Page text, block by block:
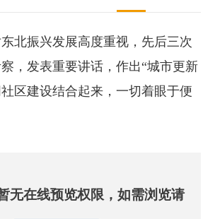
北振兴发展高度重视，先后三次
，发表重要讲话，作出“城市更新
区建设结合起来，一切着眼于便
无在线预览权限，如需浏览请